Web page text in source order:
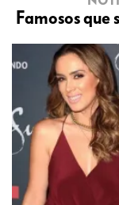
Famosos que